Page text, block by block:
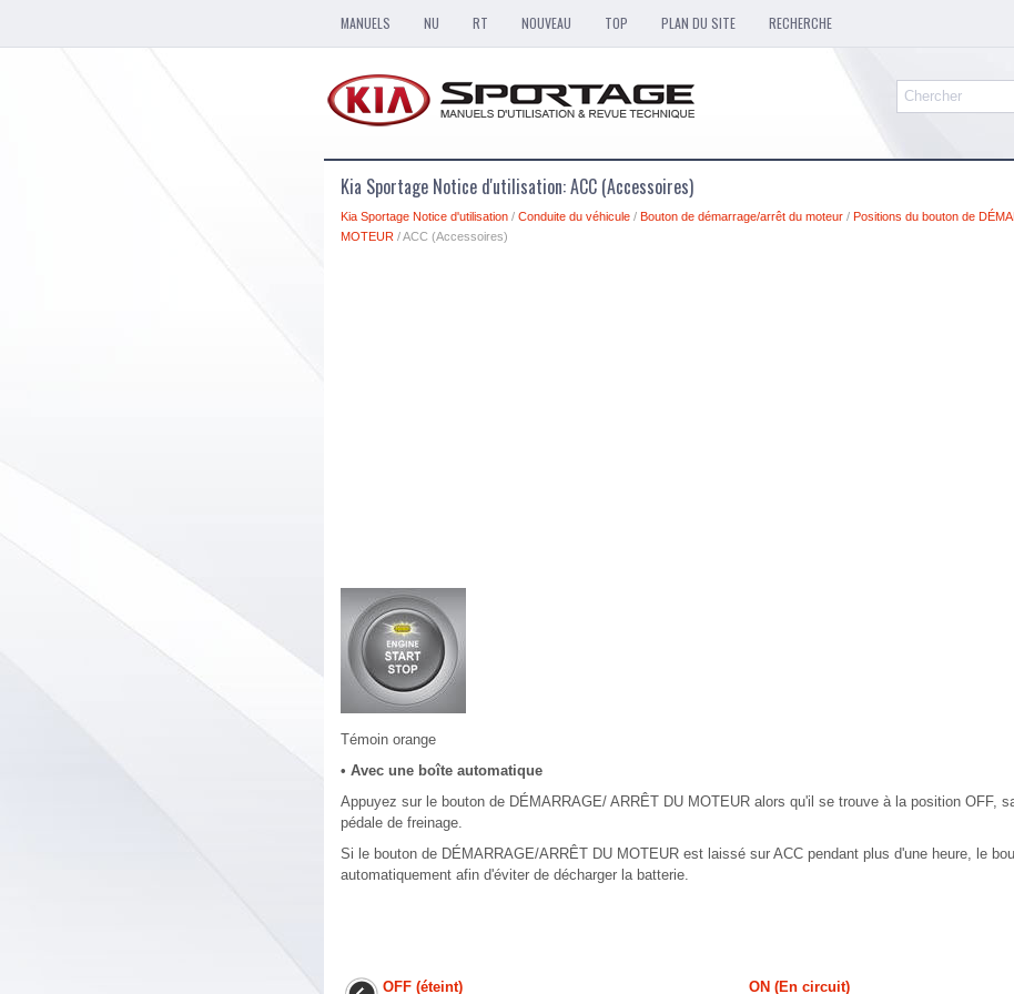
MANUELS NU RT NOUVEAU TOP PLAN DU SITE RECHERCHE
Kia Sportage Notice d'utilisation: ACC (Accessoires)
Kia Sportage Notice d'utilisation / Conduite du véhicule / Bouton de démarrage/arrêt du moteur / Positions du bouton de
MOTEUR / ACC (Accessoires)
Témoin orange
• Avec une boîte automatique
Appuyez sur le bouton de DÉMARRAGE/ ARRÊT DU MOTEUR alors qu'il se trouve à la position OFF,
pédale de freinage.
Si le bouton de DÉMARRAGE/ARRÊT DU MOTEUR est laissé sur ACC pendant plus d'une heure, le
automatiquement afin d'éviter de décharger la batterie.
OFF (éteint) ON (En circuit)